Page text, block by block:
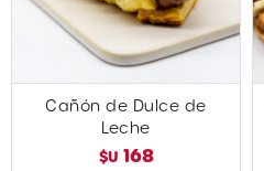
Cañón de Dulce de
Leche
$U 168